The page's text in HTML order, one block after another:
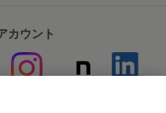
カウント